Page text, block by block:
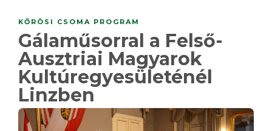
KŐRÖSI CSOMA PROGRAM
Gálaműsorral a Felső-
Ausztriai Magyarok
Kultúregyesületénél
Linzben